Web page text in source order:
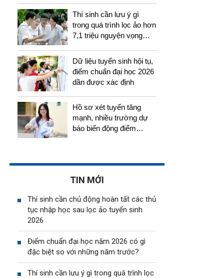
Thí sinh cần lưu ý gì
trong quá trình lọc ảo hơn
7,1 triệu nguyện vọng
Dữ liệu tuyển sinh hội tụ,
điểm chuẩn đại học 2026
dần được xác định
Hồ sơ xét tuyển tăng
mạnh, nhiều trường dự
báo biến động điểm
TIN MỚI
Thí sinh cần chủ động hoàn tất các thủ
tục nhập học sau lọc ảo tuyển sinh
2026
Điểm chuẩn đại học năm 2026 có gì
đặc biệt so với những năm trước?
Thí sinh cần lưu ý gì trong quá trình lọc